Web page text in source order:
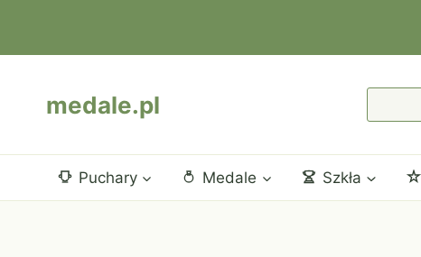
treści
medale.pl
Puchary Medale Szkła